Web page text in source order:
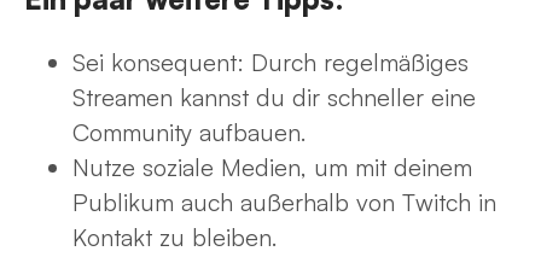
Sei konsequent: Durch regelmäßiges
Streamen kannst du dir schneller eine
Community aufbauen.
Nutze soziale Medien, um mit deinem
Publikum auch außerhalb von Twitch in
Kontakt zu bleiben.